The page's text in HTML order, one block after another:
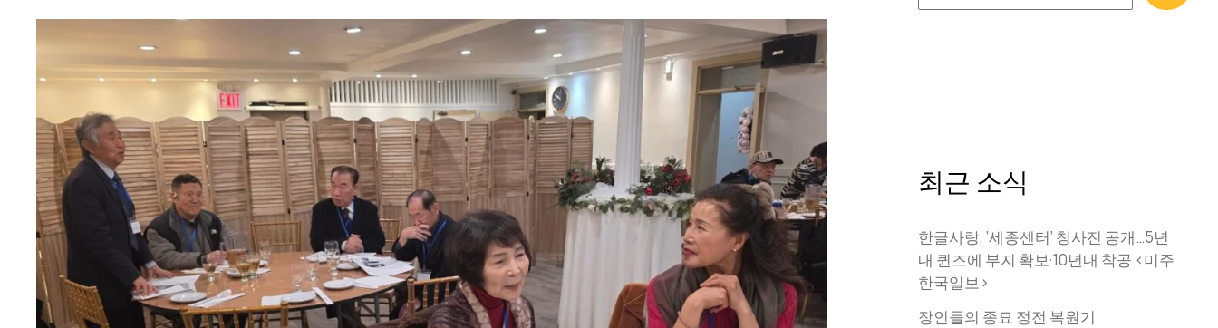
최근 소식
한글사랑, ‘세종센터’ 청사진 공개…5년
내 퀸즈에 부지 확보·10년내 착공 <미주
한국일보>
장인들의 종묘 정전 복원기